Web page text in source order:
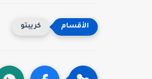
كريبتو